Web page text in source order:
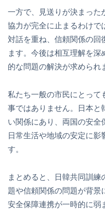
一方で、見送りが決まった
協力が完全に止まるわけで
対話を重ね、信頼関係の回
ます。今後は相互理解を
的な問題の解決が求められ
私たち一般の市民にとって
事ではありません。日本と
い関係にあり、両国の安全
日常生活や地域の安定に
す。
まとめると、日韓共同訓
題や信頼関係の問題が背景
安全保障連携が一時的に弱